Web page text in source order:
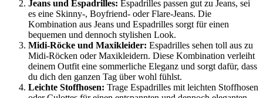
Jeans und Espadrilles: Espadrilles passen gut zu Jeans, sei
es eine Skinny-, Boyfriend- oder Flare-Jeans. Die
Kombination aus Jeans und Espadrilles sorgt für einen
bequemen und dennoch stylishen Look.
Midi-Röcke und Maxikleider: Espadrilles sehen toll aus zu
Midi-Röcken oder Maxikleidern. Diese Kombination verleiht
deinem Outfit eine sommerliche Eleganz und sorgt dafür, dass
du dich den ganzen Tag über wohl fühlst.
Leichte Stoffhosen: Trage Espadrilles mit leichten Stoffhosen